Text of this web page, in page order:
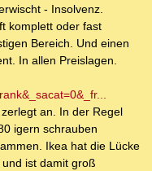
- Insolvenz.
komplett oder fast
Bereich. Und einen
In allen Preislagen.
an. In der Regel
igern schrauben
Ikea hat die Lücke
ist damit groß